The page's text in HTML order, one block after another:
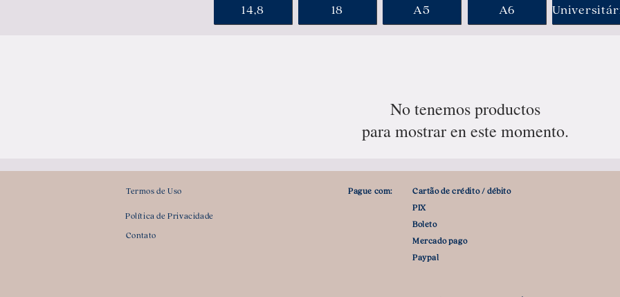
14,8 18 A5 A6
No tenemos productos
para mostrar en este momento.
Termos de Uso
Política de Privacidade
Contato
Pague com:
Cartão de crédito / débito
PIX
Boleto
Mercado pago
Paypal